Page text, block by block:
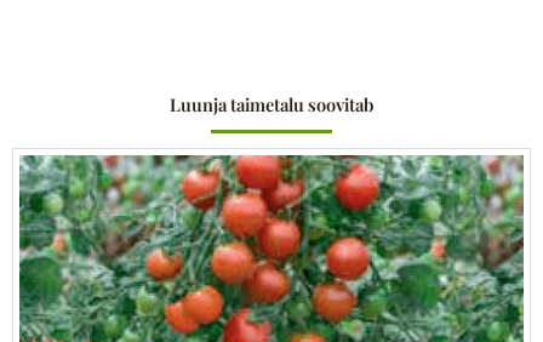
Luunja taimetalu soovitab